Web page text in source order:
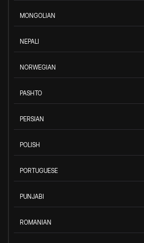
MONGOLIAN
NEPALI
NORWEGIAN
PASHTO
PERSIAN
POLISH
PORTUGUESE
PUNJABI
ROMANIAN